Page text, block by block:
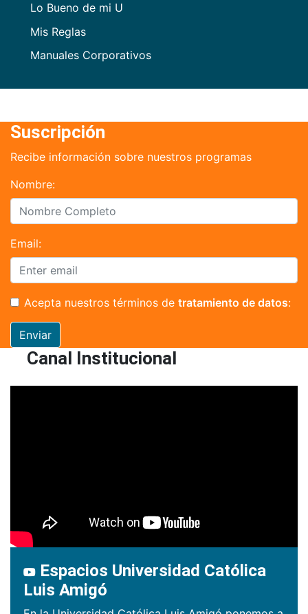
Lo Bueno de mi U
Mis Reglas
Manuales Corporativos
Suscripción
Recibe información sobre nuestros programas
Nombre:
Email:
Acepta nuestros términos de tratamiento de datos:
Enviar
Canal Institucional
Espacios Universidad Católica
Luis Amigó